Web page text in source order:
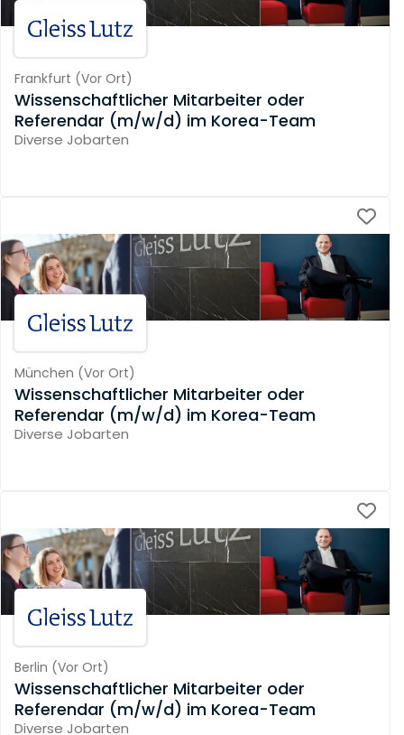
Frankfurt (Vor Ort)
Wissenschaftlicher Mitarbeiter oder
Referendar (m/w/d) im Korea-Team
Diverse Jobarten
München (Vor Ort)
Wissenschaftlicher Mitarbeiter oder
Referendar (m/w/d) im Korea-Team
Diverse Jobarten
Berlin (Vor Ort)
Wissenschaftlicher Mitarbeiter oder
Referendar (m/w/d) im Korea-Team
Diverse Jobarten